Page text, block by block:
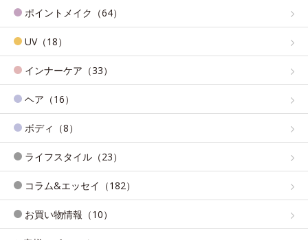
ポイントメイク（64）
UV（18）
インナーケア（33）
ヘア（16）
ボディ（8）
ライフスタイル（23）
コラム&エッセイ（182）
お買い物情報（10）